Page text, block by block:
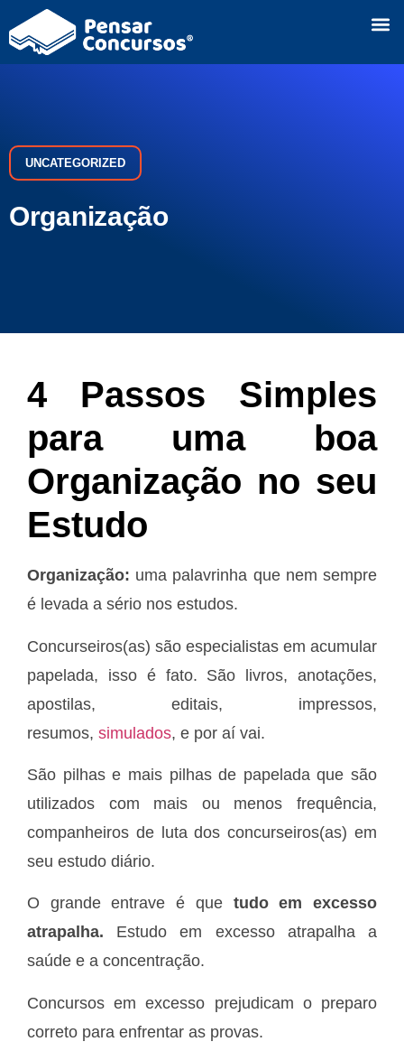
UNCATEGORIZED
Organização
4 Passos Simples
para uma boa
Organização no seu
Estudo
Organização: uma palavrinha que nem sempre
é levada a sério nos estudos.
Concurseiros(as) são especialistas em acumular
papelada, isso é fato. São livros, anotações,
apostilas, editais, impressos,
resumos, simulados, e por aí vai.
São pilhas e mais pilhas de papelada que são
utilizados com mais ou menos frequência,
companheiros de luta dos concurseiros(as) em
seu estudo diário.
O grande entrave é que tudo em excesso
atrapalha. Estudo em excesso atrapalha a
saúde e a concentração.
Concursos em excesso prejudicam o preparo
correto para enfrentar as provas.